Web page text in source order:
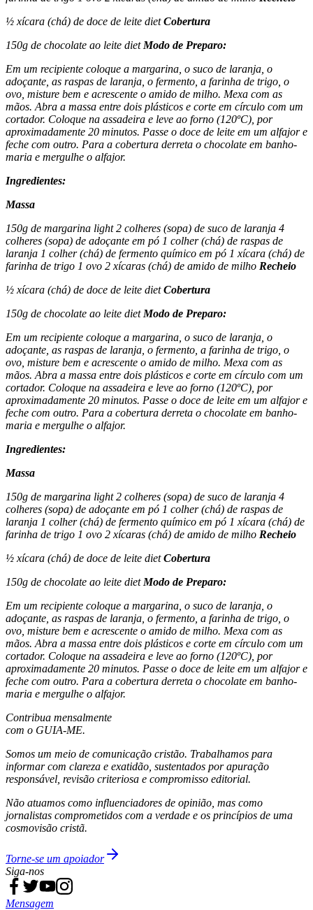
½ xícara (chá) de doce de leite dietCobertura
150g de chocolate ao leite diet Modo de Preparo:
Em um recipiente coloque a margarina, o suco de laranja, o
adoçante, as raspas de laranja, o fermento, a farinha de trigo, o
ovo, misture bem e acrescente o amido de milho. Mexa com as
mãos. Abra a massa entre dois plásticos e corte em círculo com um
cortador. Coloque na assadeira e leve ao forno (120ºC), por
aproximadamente 20 minutos. Passe o doce de leite em um alfajor e
feche com outro. Para a cobertura derreta o chocolate em banho-
maria e mergulhe o alfajor.
Ingredientes:
Massa
150g de margarina light 2 colheres (sopa) de suco de laranja 4
colheres (sopa) de adoçante em pó 1 colher (chá) de raspas de
laranja 1 colher (chá) de fermento químico em pó 1 xícara (chá) de
farinha de trigo 1 ovo 2 xícaras (chá) de amido de milho Recheio
½ xícara (chá) de doce de leite dietCobertura
150g de chocolate ao leite diet Modo de Preparo:
Em um recipiente coloque a margarina, o suco de laranja, o
adoçante, as raspas de laranja, o fermento, a farinha de trigo, o
ovo, misture bem e acrescente o amido de milho. Mexa com as
mãos. Abra a massa entre dois plásticos e corte em círculo com um
cortador. Coloque na assadeira e leve ao forno (120ºC), por
aproximadamente 20 minutos. Passe o doce de leite em um alfajor e
feche com outro. Para a cobertura derreta o chocolate em banho-
maria e mergulhe o alfajor.
Ingredientes:
Massa
150g de margarina light 2 colheres (sopa) de suco de laranja 4
colheres (sopa) de adoçante em pó 1 colher (chá) de raspas de
laranja 1 colher (chá) de fermento químico em pó 1 xícara (chá) de
farinha de trigo 1 ovo 2 xícaras (chá) de amido de milho Recheio
½ xícara (chá) de doce de leite dietCobertura
150g de chocolate ao leite diet Modo de Preparo:
Em um recipiente coloque a margarina, o suco de laranja, o
adoçante, as raspas de laranja, o fermento, a farinha de trigo, o
ovo, misture bem e acrescente o amido de milho. Mexa com as
mãos. Abra a massa entre dois plásticos e corte em círculo com um
cortador. Coloque na assadeira e leve ao forno (120ºC), por
aproximadamente 20 minutos. Passe o doce de leite em um alfajor e
feche com outro. Para a cobertura derreta o chocolate em banho-
maria e mergulhe o alfajor.
Contribua mensalmente
com o GUIA-ME.
Somos um meio de comunicação cristão. Trabalhamos para
informar com clareza e exatidão, sustentados por apuração
responsável, revisão criteriosa e compromisso editorial.
Não atuamos como influenciadores de opinião, mas como
jornalistas comprometidos com a verdade e os princípios de uma
cosmovisão cristã.
Torne-se um apoiador
Siga-nos
Mensagem